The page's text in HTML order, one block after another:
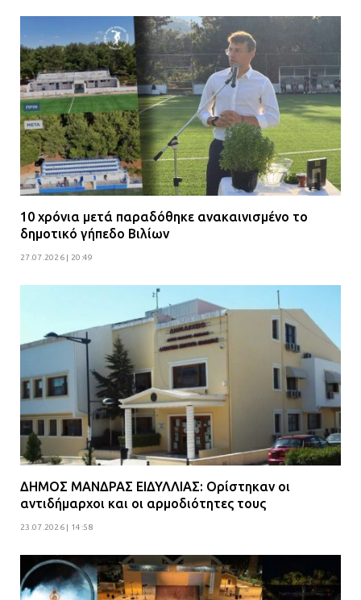
αστυνομικών
08.07.2026 | 16:24
Ο δήμαρχος Μάνδρας δώρισε όλους
τους μισθούς του 2025 στο Θριάσιο
για μηχάνημα καρδιολογικών
επεμβάσεων
08.07.2026 | 15:02
νέα πολυδύναμα οχήματα 4×4
ενισχύουν την Πολιτική Προστασία
Ομάδα ατόμων επιτέθηκε με
ρόπαλα και μαχαίρια σε δύο
ανήλικους
08.07.2026 | 09:38
Άνω Λιόσια: Έριξαν τα ναρκωτικά
σε σκουπιδοφάγο για να μη τα βρει
η αστυνομία – Λογάριασαν χωρίς
κατοίκους για την οδό Άρεως –
«Τρέχουν με 90 χλμ. μέσα στη
γειτονιά»
10 χρόνια μετά παραδόθηκε ανακαινισμένο το
δημοτικό γήπεδο Βιλίων
27.07.2026 | 20:49
ΔΗΜΟΣ ΜΑΝΔΡΑΣ ΕΙΔΥΛΛΙΑΣ: Ορίστηκαν οι
αντιδήμαρχοι και οι αρμοδιότητες τους
23.07.2026 | 14:58